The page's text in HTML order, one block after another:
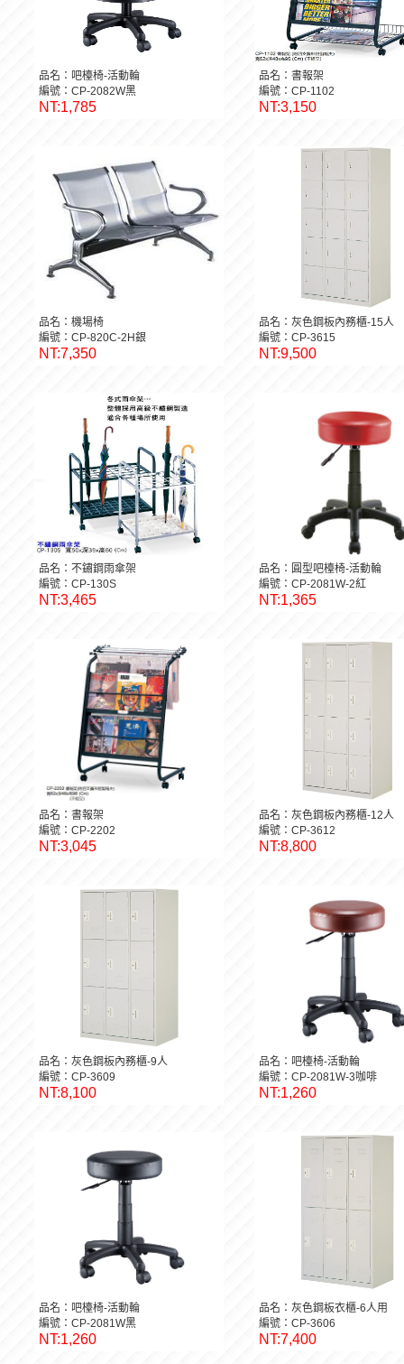
品名：吧檯椅-活動輪
編號：CP-2082W黑
NT:1,785
品名：書報架
編號：CP-1102
NT:3,150
品名：機場椅
編號：CP-820C-2H銀
NT:7,350
品名：灰色鋼板內務櫃-15人
編號：CP-3615
NT:9,500
品名：不鏽鋼雨傘架
編號：CP-130S
NT:3,465
品名：圓型吧檯椅-活動輪
編號：CP-2081W-2紅
NT:1,365
品名：書報架
編號：CP-2202
NT:3,045
品名：灰色鋼板內務櫃-12人
編號：CP-3612
NT:8,800
品名：灰色鋼板內務櫃-9人
編號：CP-3609
NT:8,100
品名：吧檯椅-活動輪
編號：CP-2081W-3咖啡
NT:1,260
品名：吧檯椅-活動輪
編號：CP-2081W黑
NT:1,260
品名：灰色鋼板衣櫃-6人用
編號：CP-3606
NT:7,400